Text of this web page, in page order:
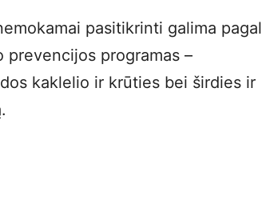
pasitikrinti galima pagal
programas –
kaklelio ir krūties bei širdies ir